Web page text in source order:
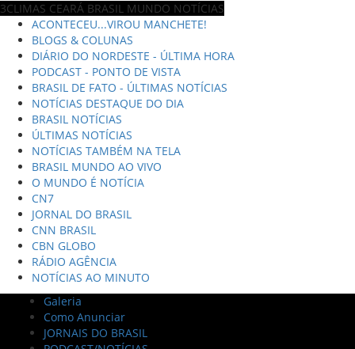
3CLIMAS CEARÁ BRASIL MUNDO NOTÍCIAS
ACONTECEU...VIROU MANCHETE!
BLOGS & COLUNAS
DIÁRIO DO NORDESTE - ÚLTIMA HORA
PODCAST - PONTO DE VISTA
BRASIL DE FATO - ÚLTIMAS NOTÍCIAS
NOTÍCIAS DESTAQUE DO DIA
BRASIL NOTÍCIAS
ÚLTIMAS NOTÍCIAS
NOTÍCIAS TAMBÉM NA TELA
BRASIL MUNDO AO VIVO
O MUNDO É NOTÍCIA
CN7
JORNAL DO BRASIL
CNN BRASIL
CBN GLOBO
RÁDIO AGÊNCIA
NOTÍCIAS AO MINUTO
Galeria
Como Anunciar
JORNAIS DO BRASIL